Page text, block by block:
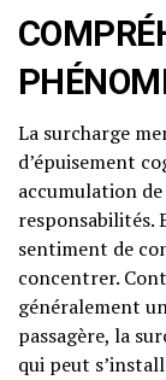
La surcharge
d’épuisement
accumulation
responsabilités.
sentiment de
concentrer.
généralement
passagère, la
qui peut